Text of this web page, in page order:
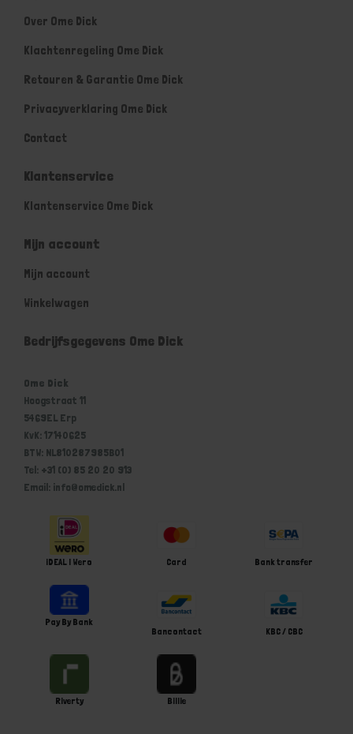
Over Ome Dick
Klachtenregeling Ome Dick
Retouren & Garantie Ome Dick
Privacyverklaring Ome Dick
Contact
Klantenservice
Klantenservice Ome Dick
Mijn account
Mijn account
Winkelwagen
Bedrijfsgegevens Ome Dick
Ome Dick
Hoogstraat 11
5469EL Erp
KvK: 17140625
BTW: NL810287985B01
Tel: +31 (0) 85 20 20 913
Email: info@omedick.nl
iDEAL | Wero Card Bank transfer
Pay By Bank
Bancontact
KBC / CBC
Riverty Billie